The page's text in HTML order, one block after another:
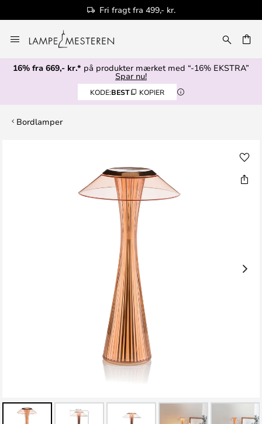
Fri fragt fra 499,- kr.
to
Content
16% fra 669,- kr.* på produkter mærket med “-16% EKSTRA”
Spar nu!
KODE:BEST KOPIER
Bordlamper